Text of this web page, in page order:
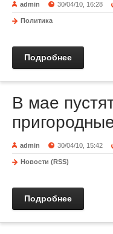
admin 30/04/10, 16:28
Политика
Подробнее
В мае
admin 30/04/10, 15:42
Новости (RSS)
Подробнее